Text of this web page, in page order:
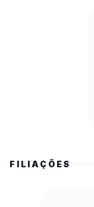
FILIAÇÕES